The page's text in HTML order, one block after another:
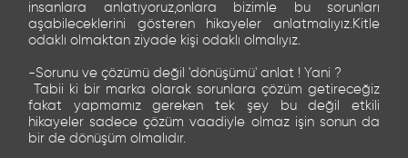
insanlara anlatıyoruz,onlara bizimle bu sorunları
aşabileceklerini gösteren hikayeler anlatmalıyız.Kitle
odaklı olmaktan ziyade kişi odaklı olmalıyız.
-Sorunu ve çözümü değil 'dönüşümü' anlat ! Yani ?
Tabii ki bir marka olarak sorunlara çözüm getireceğiz
fakat yapmamız gereken tek şey bu değil etkili
hikayeler sadece çözüm vaadiyle olmaz işin sonun da
bir de dönüşüm olmalıdır.